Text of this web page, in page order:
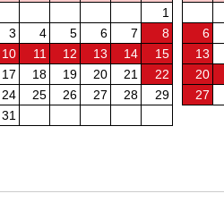
1
3 4 5 6 7
8
10 11 12 13 14
15
17 18 19 20 21
22
24 25 26 27 28
29
31
6
13
20
27